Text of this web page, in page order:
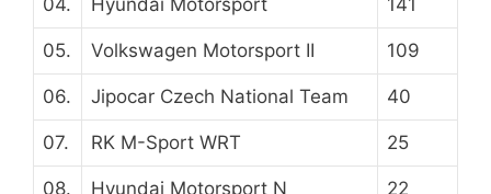
05. Volkswagen Motorsport II 109
06. Jipocar Czech National Team 40
07. RK M-Sport WRT 25
08. Hyundai Motorsport N 22